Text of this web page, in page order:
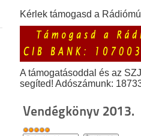
Kérlek támogasd a
A támogatásoddal és az
segíted! Adószámunk:
Vendégkönyv 2013.